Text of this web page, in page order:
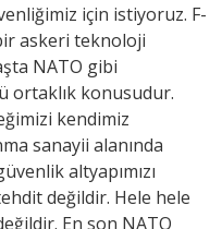
için istiyoruz. F-
askeri teknoloji
NATO gibi
ortaklık konusudur.
kendimiz
sanayii alanında
altyapımızı
değildir. Hele hele
En son NATO